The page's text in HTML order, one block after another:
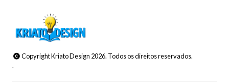
Copyright Kriato Design 2026. Todos os direitos reservados.
.